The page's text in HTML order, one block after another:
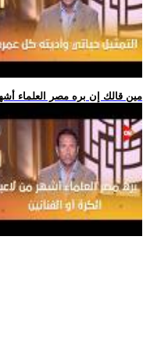
.. مين قالك إن بره مصر العلماء